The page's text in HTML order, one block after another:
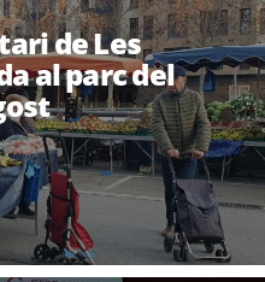
de Les
al parc del